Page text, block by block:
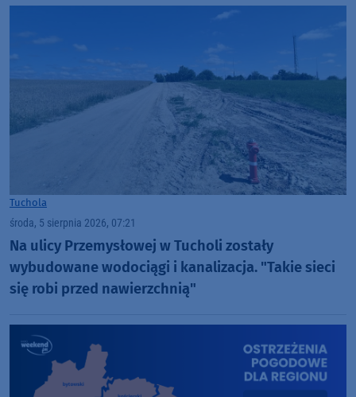
Tuchola
środa, 5 sierpnia 2026, 07:21
Na ulicy Przemysłowej w Tucholi zostały
wybudowane wodociągi i kanalizacja. "Takie sieci
się robi przed nawierzchnią"